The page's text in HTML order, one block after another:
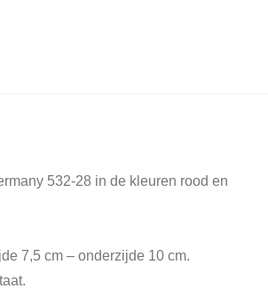
532-28 in de kleuren rood en
7,5 cm – onderzijde 10 cm.